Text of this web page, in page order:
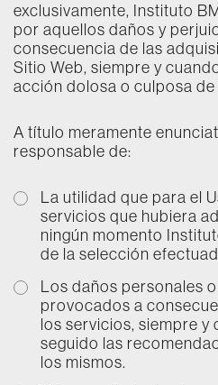
exclusivamente, Instituto
por aquellos daños y
consecuencia de las
Sitio Web, siempre y
acción dolosa o culposa de
A título meramente
responsable de:
La utilidad que para el
servicios que hubiera
ningún momento
de la selección
Los daños personales
provocados a
los servicios, siempre
seguido las
los mismos.